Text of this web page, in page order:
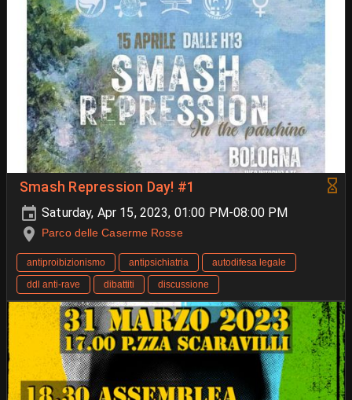
Smash Repression Day! #1
Saturday, Apr 15, 2023, 01:00 PM-08:00 PM
Parco delle Caserme Rosse
antiproibizionismo antipsichiatria
autodifesa legale
ddl anti-rave
dibattiti discussione